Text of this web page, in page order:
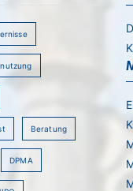
Beratung
DPMA